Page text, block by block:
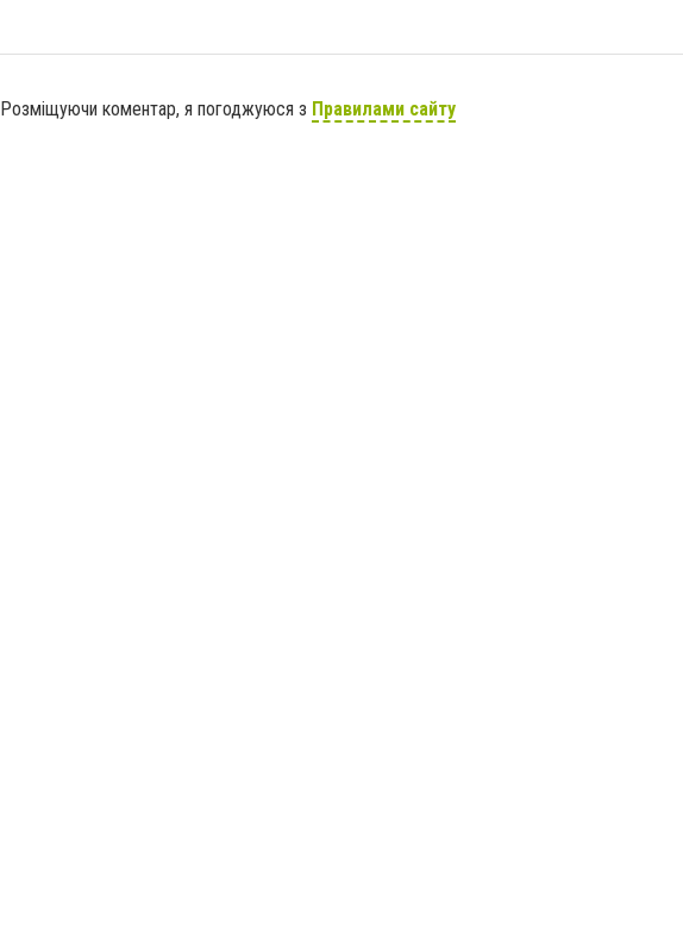
Розміщуючи коментар, я погоджуюся з Правилами сайту